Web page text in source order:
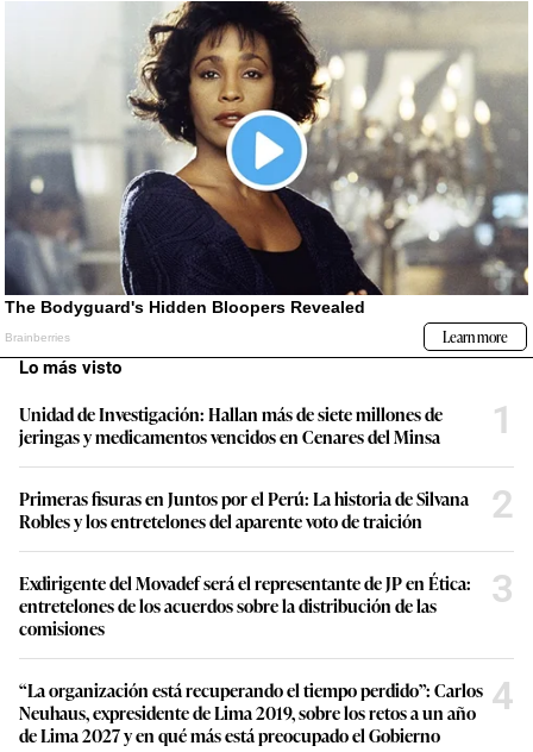
Lo más visto
Unidad de Investigación: Hallan más de siete millones de
jeringas y medicamentos vencidos en Cenares del Minsa
1
Primeras fisuras en Juntos por el Perú: La historia de Silvana
Robles y los entretelones del aparente voto de traición
2
Exdirigente del Movadef será el representante de JP en Ética:
entretelones de los acuerdos sobre la distribución de las
comisiones
3
“La organización está recuperando el tiempo perdido”: Carlos
Neuhaus, expresidente de Lima 2019, sobre los retos a un año
de Lima 2027 y en qué más está preocupado el Gobierno
4